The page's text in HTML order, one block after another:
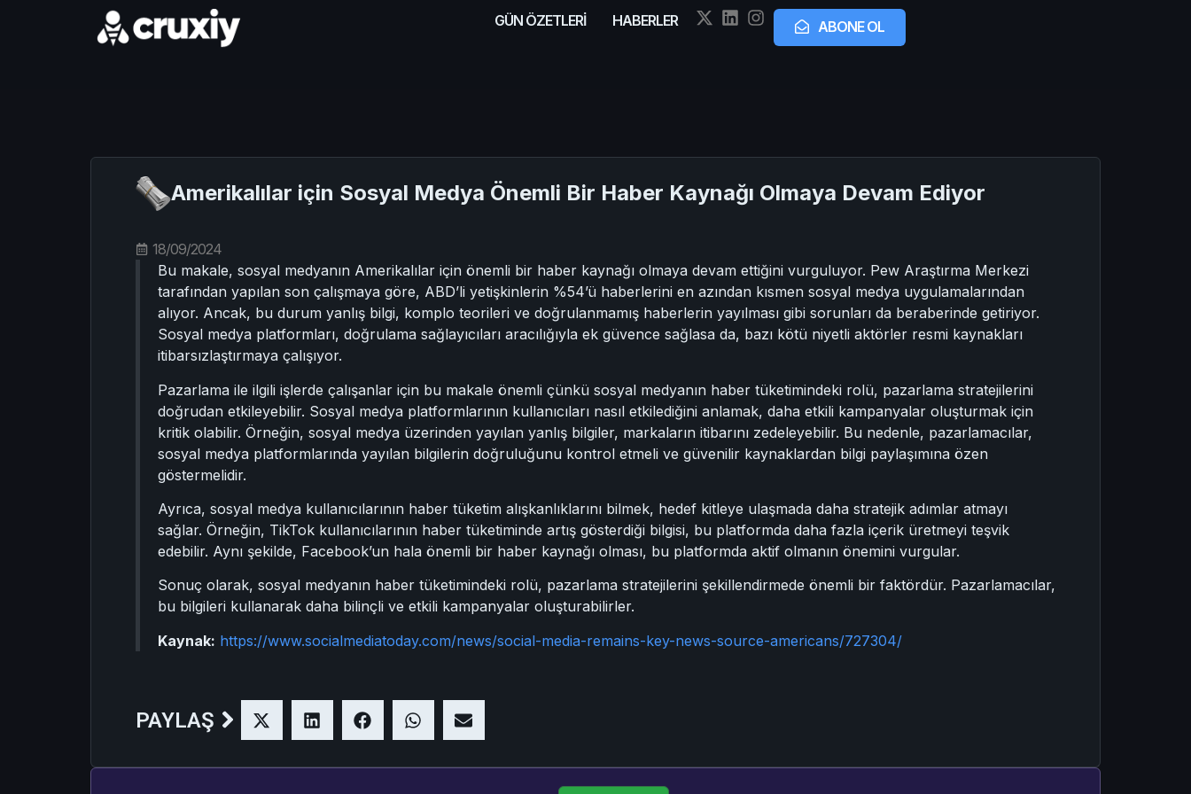
GÜN ÖZETLERİ HABERLER ABONE OL
Amerikalılar için Sosyal Medya Önemli Bir Haber Kaynağı Olmaya Devam Ediyor
18/09/2024
Bu makale, sosyal medyanın Amerikalılar için önemli bir haber kaynağı olmaya devam ettiğini vurguluyor. Pew Araştırma Merkezi
tarafından yapılan son çalışmaya göre, ABD’li yetişkinlerin %54’ü haberlerini en azından kısmen sosyal medya uygulamalarından
alıyor. Ancak, bu durum yanlış bilgi, komplo teorileri ve doğrulanmamış haberlerin yayılması gibi sorunları da beraberinde getiriyor.
Sosyal medya platformları, doğrulama sağlayıcıları aracılığıyla ek güvence sağlasa da, bazı kötü niyetli aktörler resmi kaynakları
itibarsızlaştırmaya çalışıyor.
Pazarlama ile ilgili işlerde çalışanlar için bu makale önemli çünkü sosyal medyanın haber tüketimindeki rolü, pazarlama stratejilerini
doğrudan etkileyebilir. Sosyal medya platformlarının kullanıcıları nasıl etkilediğini anlamak, daha etkili kampanyalar oluşturmak için
kritik olabilir. Örneğin, sosyal medya üzerinden yayılan yanlış bilgiler, markaların itibarını zedeleyebilir. Bu nedenle, pazarlamacılar,
sosyal medya platformlarında yayılan bilgilerin doğruluğunu kontrol etmeli ve güvenilir kaynaklardan bilgi paylaşımına özen
göstermelidir.
Ayrıca, sosyal medya kullanıcılarının haber tüketim alışkanlıklarını bilmek, hedef kitleye ulaşmada daha stratejik adımlar atmayı
sağlar. Örneğin, TikTok kullanıcılarının haber tüketiminde artış gösterdiği bilgisi, bu platformda daha fazla içerik üretmeyi teşvik
edebilir. Aynı şekilde, Facebook’un hala önemli bir haber kaynağı olması, bu platformda aktif olmanın önemini vurgular.
Sonuç olarak, sosyal medyanın haber tüketimindeki rolü, pazarlama stratejilerini şekillendirmede önemli bir faktördür. Pazarlamacılar,
bu bilgileri kullanarak daha bilinçli ve etkili kampanyalar oluşturabilirler.
Kaynak: https://www.socialmediatoday.com/news/social-media-remains-key-news-source-americans/727304/
PAYLAŞ